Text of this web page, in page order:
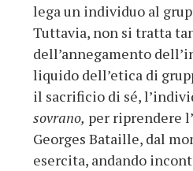
lega un individuo al
Tuttavia, non si tratta
dell’annegamento
liquido dell’etica di
il sacrificio di sé,
sovrano, per riprendere
Georges Bataille, dal
esercita, andando